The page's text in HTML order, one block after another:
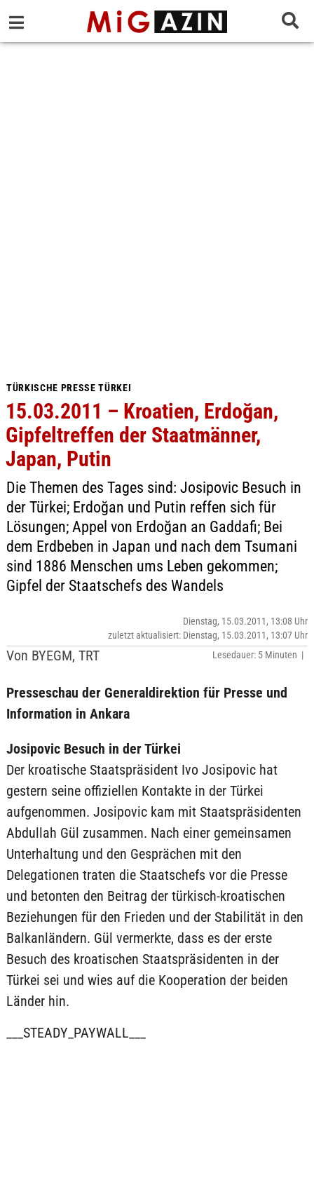
TÜRKISCHE PRESSE TÜRKEI
15.03.2011 – Kroatien, Erdoğan,
Gipfeltreffen der Staatmänner,
Japan, Putin
Die Themen des Tages sind: Josipovic Besuch in
der Türkei; Erdoğan und Putin reffen sich für
Lösungen; Appel von Erdoğan an Gaddafi; Bei
dem Erdbeben in Japan und nach dem Tsumani
sind 1886 Menschen ums Leben gekommen;
Gipfel der Staatschefs des Wandels
Von BYEGM, TRT
Dienstag, 15.03.2011, 13:08 Uhr
zuletzt aktualisiert: Dienstag, 15.03.2011, 13:07 Uhr
Lesedauer: 5 Minuten |
Presseschau der Generaldirektion für Presse und
Information in Ankara
Josipovic Besuch in der Türkei
Der kroatische Staatspräsident Ivo Josipovic hat
gestern seine offiziellen Kontakte in der Türkei
aufgenommen. Josipovic kam mit Staatspräsidenten
Abdullah Gül zusammen. Nach einer gemeinsamen
Unterhaltung und den Gesprächen mit den
Delegationen traten die Staatschefs vor die Presse
und betonten den Beitrag der türkisch-kroatischen
Beziehungen für den Frieden und der Stabilität in den
Balkanländern. Gül vermerkte, dass es der erste
Besuch des kroatischen Staatspräsidenten in der
Türkei sei und wies auf die Kooperation der beiden
Länder hin.
___STEADY_PAYWALL___